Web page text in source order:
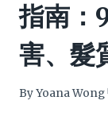
指南：
害、髮
ByYoana Wong